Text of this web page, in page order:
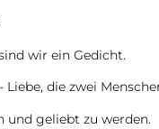
wir ein Gedicht.
die zwei
und geliebt zu werden.